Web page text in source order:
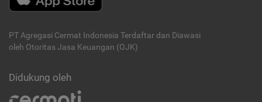
PT Agregasi Cermat Indonesia Terdaftar dan Diawasi
oleh Otoritas Jasa Keuangan (OJK)
Didukung oleh